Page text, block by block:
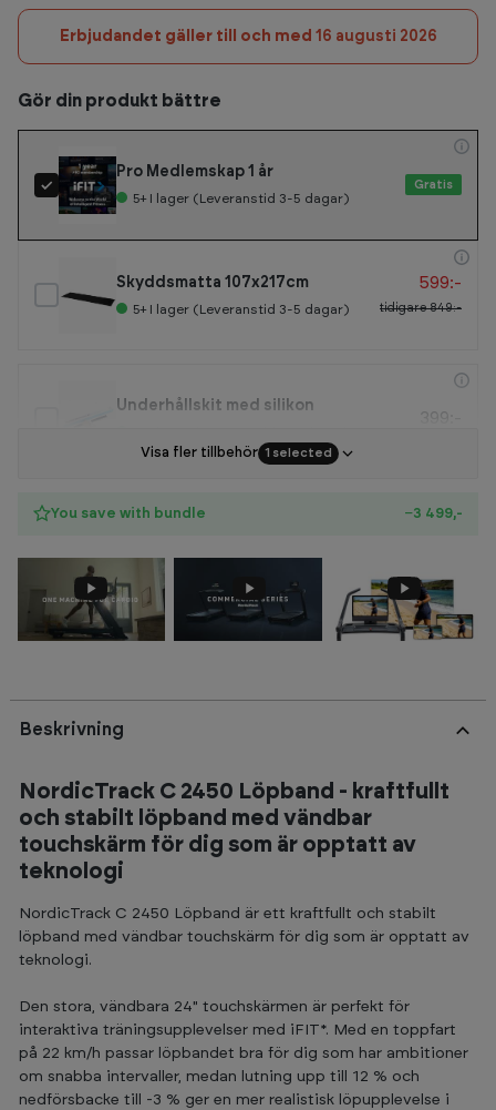
Erbjudandet gäller till och med 16 augusti 2026
Gör din produkt bättre
Pro Medlemskap 1 år
5+ I lager (Leveranstid 3-5 dagar)
Gratis
Skyddsmatta 107x217cm
5+ I lager (Leveranstid 3-5 dagar)
599:-
tidigare849:-
Underhållskit med silikon
399:-
Visa fler tillbehör 1 selected
You save with bundle −3 499,-
Beskrivning
NordicTrack C 2450 Löpband - kraftfullt
och stabilt löpband med vändbar
touchskärm för dig som är opptatt av
teknologi
NordicTrack C 2450 Löpband är ett kraftfullt och stabilt
löpband med vändbar touchskärm för dig som är opptatt av
teknologi.
Den stora, vändbara 24" touchskärmen är perfekt för
interaktiva träningsupplevelser med iFIT*. Med en toppfart
på 22 km/h passar löpbandet bra för dig som har ambitioner
om snabba intervaller, medan lutning upp till 12 % och
nedförsbacke till -3 % ger en mer realistisk löpupplevelse i